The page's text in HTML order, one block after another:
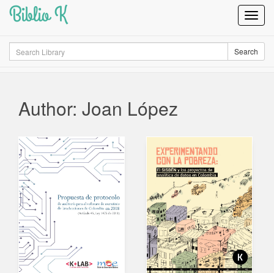
Biblio K
Search Search
Author: Joan López